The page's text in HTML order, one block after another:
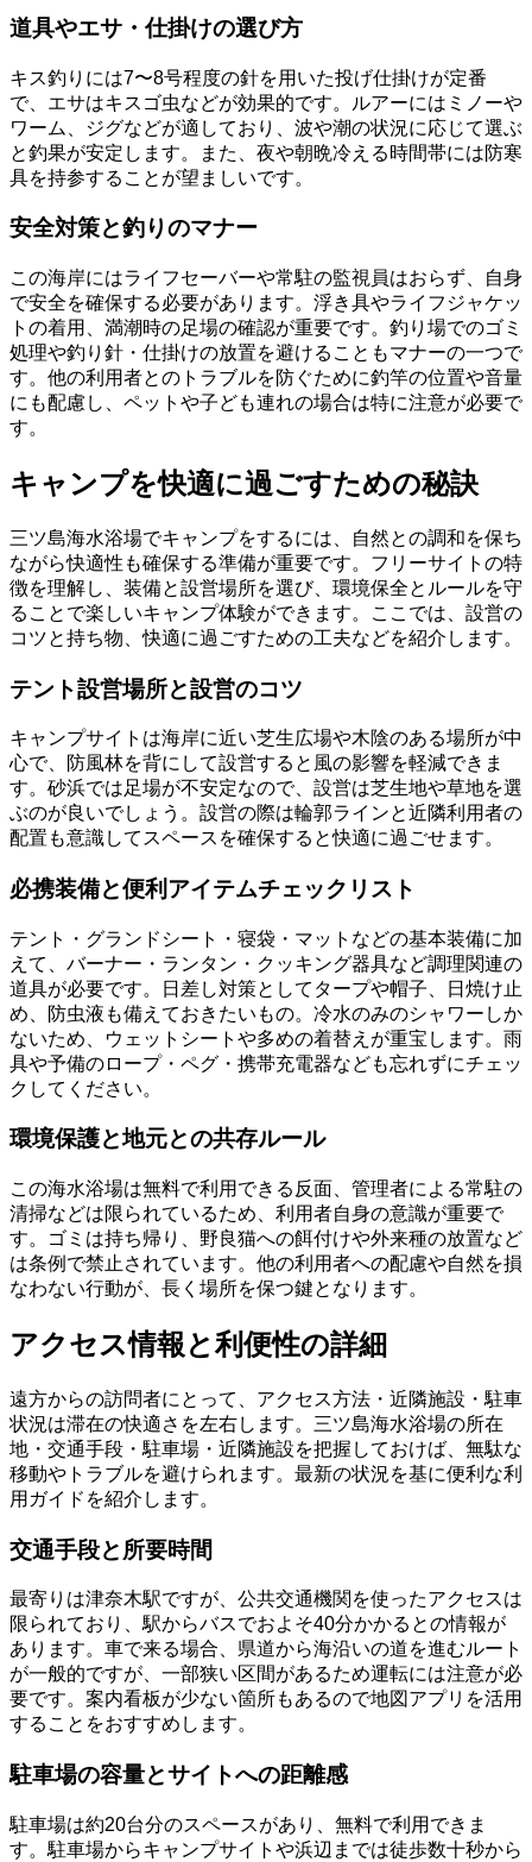
道具やエサ・仕掛けの選び方
キス釣りには7〜8号程度の針を用いた投げ仕掛けが定番
で、エサはキスゴ虫などが効果的です。ルアーにはミノーや
ワーム、ジグなどが適しており、波や潮の状況に応じて選ぶ
と釣果が安定します。また、夜や朝晩冷える時間帯には防寒
具を持参することが望ましいです。
安全対策と釣りのマナー
この海岸にはライフセーバーや常駐の監視員はおらず、自身
で安全を確保する必要があります。浮き具やライフジャケッ
トの着用、満潮時の足場の確認が重要です。釣り場でのゴミ
処理や釣り針・仕掛けの放置を避けることもマナーの一つで
す。他の利用者とのトラブルを防ぐために釣竿の位置や音量
にも配慮し、ペットや子ども連れの場合は特に注意が必要で
す。
キャンプを快適に過ごすための秘訣
三ツ島海水浴場でキャンプをするには、自然との調和を保ち
ながら快適性も確保する準備が重要です。フリーサイトの特
徴を理解し、装備と設営場所を選び、環境保全とルールを守
ることで楽しいキャンプ体験ができます。ここでは、設営の
コツと持ち物、快適に過ごすための工夫などを紹介します。
テント設営場所と設営のコツ
キャンプサイトは海岸に近い芝生広場や木陰のある場所が中
心で、防風林を背にして設営すると風の影響を軽減できま
す。砂浜では足場が不安定なので、設営は芝生地や草地を選
ぶのが良いでしょう。設営の際は輪郭ラインと近隣利用者の
配置も意識してスペースを確保すると快適に過ごせます。
必携装備と便利アイテムチェックリスト
テント・グランドシート・寝袋・マットなどの基本装備に加
えて、バーナー・ランタン・クッキング器具など調理関連の
道具が必要です。日差し対策としてタープや帽子、日焼け止
め、防虫液も備えておきたいもの。冷水のみのシャワーしか
ないため、ウェットシートや多めの着替えが重宝します。雨
具や予備のロープ・ペグ・携帯充電器なども忘れずにチェッ
クしてください。
環境保護と地元との共存ルール
この海水浴場は無料で利用できる反面、管理者による常駐の
清掃などは限られているため、利用者自身の意識が重要で
す。ゴミは持ち帰り、野良猫への餌付けや外来種の放置など
は条例で禁止されています。他の利用者への配慮や自然を損
なわない行動が、長く場所を保つ鍵となります。
アクセス情報と利便性の詳細
遠方からの訪問者にとって、アクセス方法・近隣施設・駐車
状況は滞在の快適さを左右します。三ツ島海水浴場の所在
地・交通手段・駐車場・近隣施設を把握しておけば、無駄な
移動やトラブルを避けられます。最新の状況を基に便利な利
用ガイドを紹介します。
交通手段と所要時間
最寄りは津奈木駅ですが、公共交通機関を使ったアクセスは
限られており、駅からバスでおよそ40分かかるとの情報が
あります。車で来る場合、県道から海沿いの道を進むルート
が一般的ですが、一部狭い区間があるため運転には注意が必
要です。案内看板が少ない箇所もあるので地図アプリを活用
することをおすすめします。
駐車場の容量とサイトへの距離感
駐車場は約20台分のスペースがあり、無料で利用できま
す。駐車場からキャンプサイトや浜辺までは徒歩数十秒から